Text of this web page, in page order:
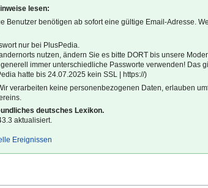
lesen:
Benutzer benötigen ab sofort eine gültige Email-Adresse.
nur bei PlusPedia.
nutzen, ändern Sie es bitte DORT bis unsere
immer unterschiedliche Passworte verwenden! Das
hatte bis 24.07.2025 kein SSL | https://)
verarbeiten keine personenbezogenen Daten, erlauben
deutsches Lexikon.
aktualisiert.
Ereignissen